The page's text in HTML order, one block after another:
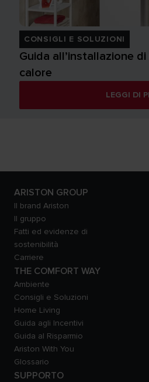
CONSIGLI E SOLUZIONI
Guida all’installazione
calore
LEGGI DI
ARISTON GROUP
Il brand Ariston
Il gruppo
Fatti ed evidenze di
sostenibilità
Carriere
THE COMFORT WAY
Ambiente
Consigli e Soluzioni
Home Living
Guida agli Incentivi
Guida al Risparmio
Ariston With You
Glossario
SUPPORTO